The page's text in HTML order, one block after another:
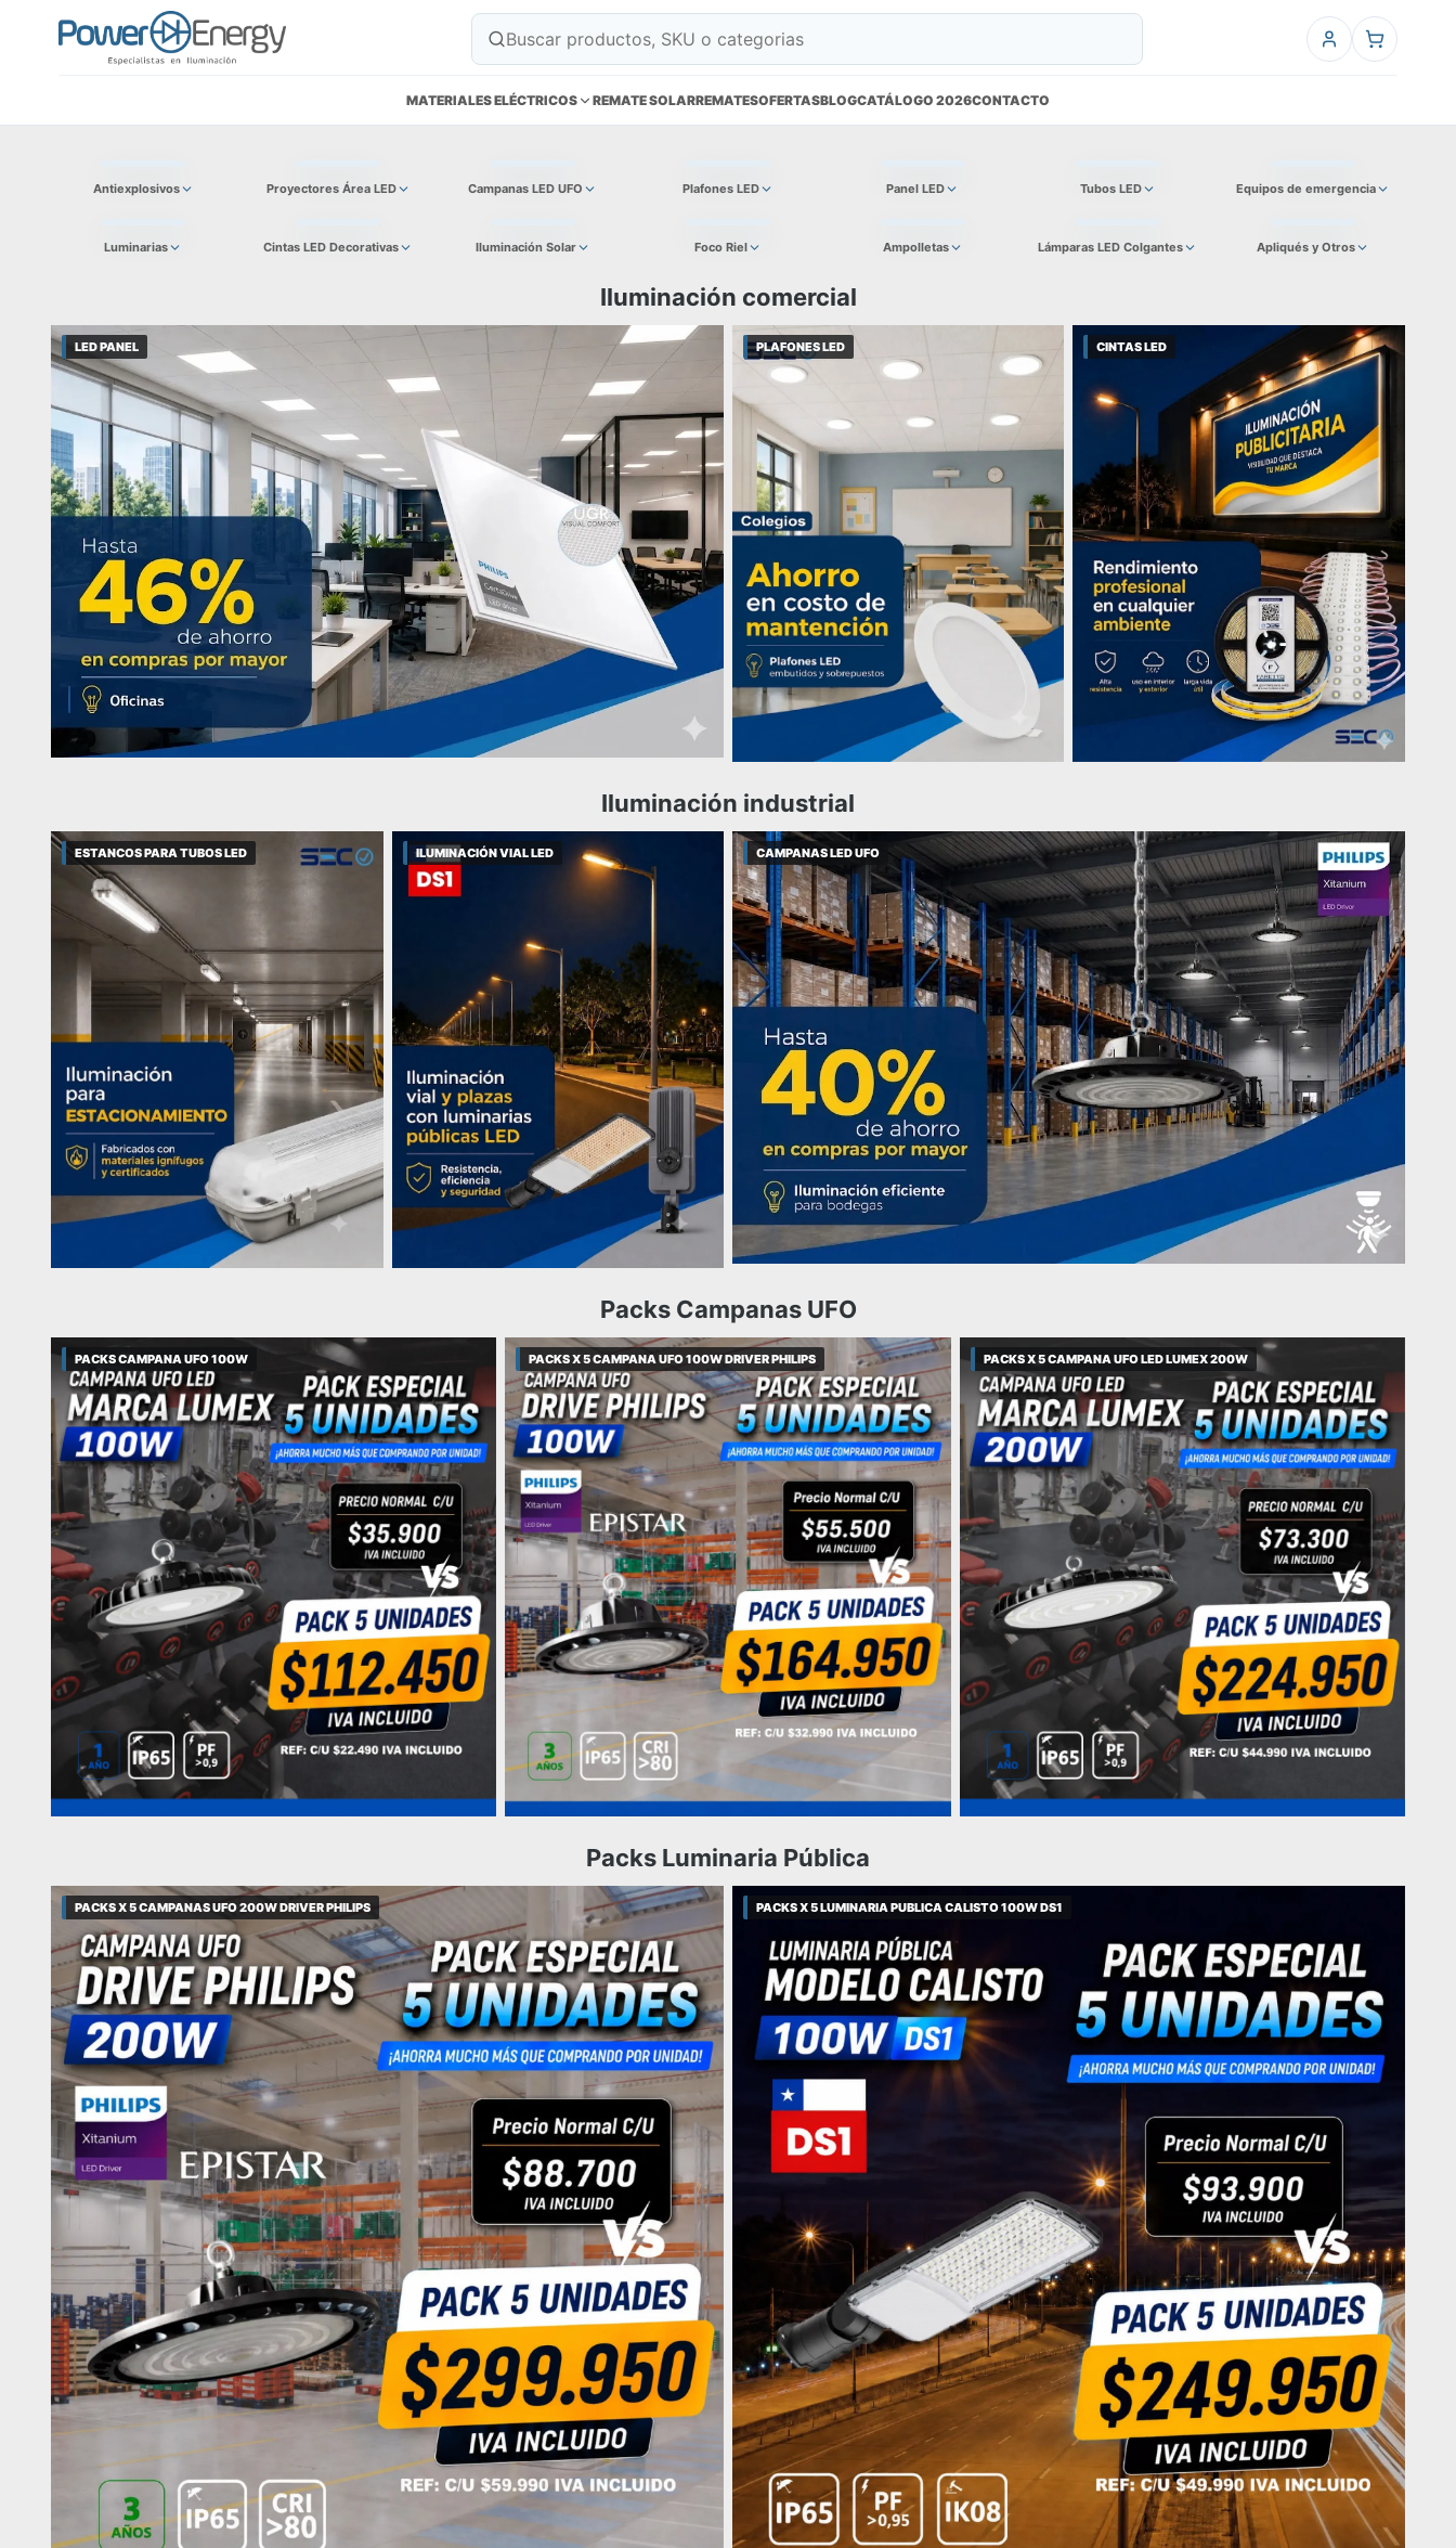
MATERIALES ELÉCTRICOS REMATE SOLARREMATESOFERTASBLOGCATÁLOGO 2026CONTACTO
Antiexplosivos Proyectores Área LED Campanas LED UFO Plafones LED Panel LED Tubos LED Equipos de emergencia
Luminarias Cintas LED Decorativas Iluminación Solar Foco Riel Ampolletas Lámparas LED Colgantes Apliqués y Otros
Iluminación comercial
LED PANEL PLAFONES LED CINTAS LED
Iluminación industrial
ESTANCOS PARA TUBOS LED ILUMINACIÓN VIAL LED CAMPANAS LED UFO
Packs Campanas UFO
PACKS CAMPANA UFO 100W PACKS X 5 CAMPANA UFO 100W DRIVER PHILIPS PACKS X 5 CAMPANA UFO LED LUMEX 200W
Packs Luminaria Pública
PACKS X 5 CAMPANAS UFO 200W DRIVER PHILIPS PACKS X 5 LUMINARIA PUBLICA CALISTO 100W DS1